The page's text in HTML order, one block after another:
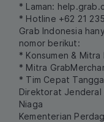
* Laman:
* Hotline +62 21
Grab Indonesia
nomor berikut:
* Konsumen &
* Mitra
* Tim Cepat
Direktorat Jenderal
Niaga
Kementerian